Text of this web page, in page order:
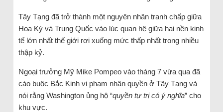
Tây Tạng đã trở thành một nguyên nhân tranh chấp giữa
Hoa Kỳ và Trung Quốc vào lúc quan hệ giữa hai nền kinh
tế lớn nhất thế giới rơi xuống mức thấp nhất trong nhiều
thập kỷ.
Ngoại trưởng Mỹ Mike Pompeo vào tháng 7 vừa qua đã
cáo buộc Bắc Kinh vi phạm nhân quyền ở Tây Tạng và
nói rằng Washington ủng hộ “quyền tự trị có ý nghĩa” cho
khu vực.